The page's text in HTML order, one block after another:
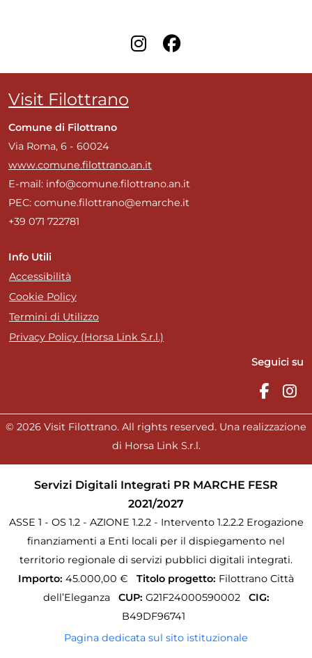
Visit Filottrano
Comune di Filottrano
Via Roma, 6 - 60024
www.comune.filottrano.an.it
E-mail: info@comune.filottrano.an.it
PEC: comune.filottrano@emarche.it
+39 071 722781
Info Utili
Accessibilità
Cookie Policy
Termini di Utilizzo
Privacy Policy (Horsa Link S.r.l.)
Seguici su
© 2026 Visit Filottrano. All rights reserved. Una realizzazione
di Horsa Link S.r.l.
Servizi Digitali Integrati PR MARCHE FESR
2021/2027
ASSE 1 - OS 1.2 - AZIONE 1.2.2 - Intervento 1.2.2.2 Erogazione
finanziamenti a Enti locali per il dispiegamento nel
territorio regionale di servizi pubblici digitali integrati.
Importo: 45.000,00 € Titolo progetto: Filottrano Città
dell’Eleganza
CUP: G21F24000590002
CIG:
B49DF96741
Pagina dedicata sul sito istituzionale